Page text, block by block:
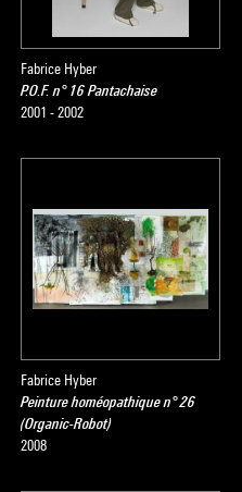
Fabrice Hyber
P.O.F. n° 16 Pantachaise
2001 - 2002
Fabrice Hyber
Peinture homéopathique n° 26
(Organic-Robot)
2008